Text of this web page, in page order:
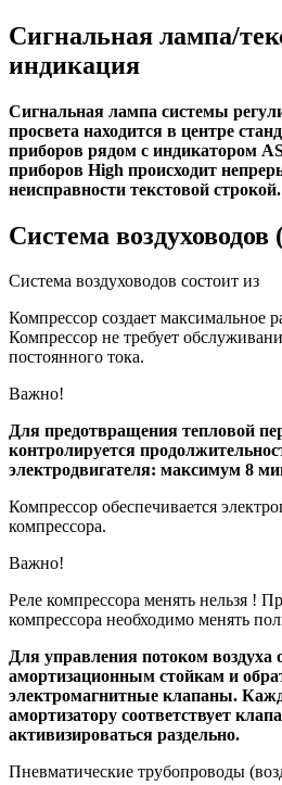
Сигнальная лампа/
индикация
Сигнальная лампа системы
просвета находится в центре
приборов рядом с индикатором
приборов High происходит
неисправности текстовой строкой.
Система воздуховодов
Система воздуховодов состоит из
Компрессор создает максимальное
Компрессор не требует
постоянного тока.
Важно!
Для предотвращения тепловой
контролируется
электродвигателя: максимум 8
Компрессор обеспечивается
компрессора.
Важно!
Реле компрессора менять нельзя !
компрессора необходимо менять
Для управления потоком воздуха
амортизационным стойкам и
электромагнитные клапаны.
амортизатору соответствует
активизироваться раздельно.
Пневматические трубопроводы